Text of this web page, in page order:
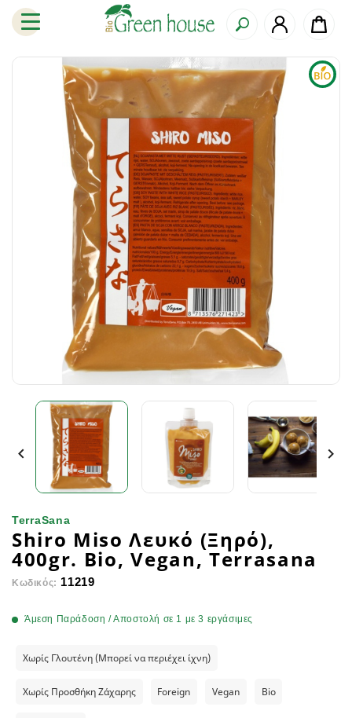
 
TerraSana
Shiro Miso Λευκό (Ξηρό),
400gr. Bio, Vegan, Terrasana
Κωδικός: 11219
Άμεση Παράδοση / Αποστολή σε 1 με 3 εργάσιμες
Χωρίς Γλουτένη (Μπορεί να περιέχει ίχνη)
Χωρίς Προσθήκη Ζάχαρης Foreign Vegan Bio